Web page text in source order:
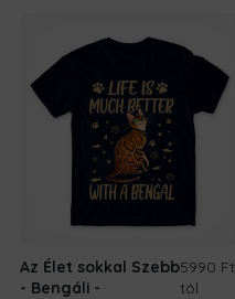
Az Élet sokkal Szebb
- Bengáli
5990 Ft
tól